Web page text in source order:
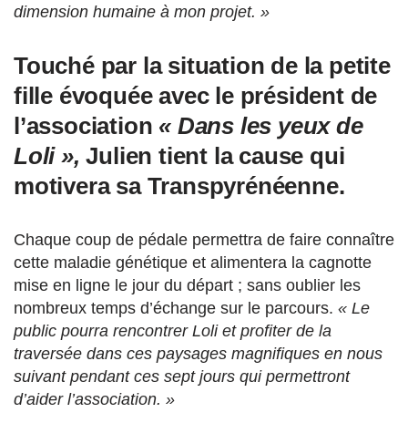
dimension humaine à mon projet. »
Touché par la situation de la petite
fille évoquée avec le président de
l’association « Dans les yeux de
Loli », Julien tient la cause qui
motivera sa Transpyrénéenne.
Chaque coup de pédale permettra de faire connaître
cette maladie génétique et alimentera la cagnotte
mise en ligne le jour du départ ; sans oublier les
nombreux temps d’échange sur le parcours. « Le
public pourra rencontrer Loli et profiter de la
traversée dans ces paysages magnifiques en nous
suivant pendant ces sept jours qui permettront
d’aider l’association. »